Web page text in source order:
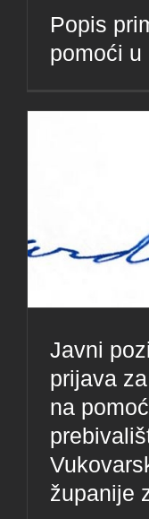
Popis
pomoći u
Javni
prijava
na
županije